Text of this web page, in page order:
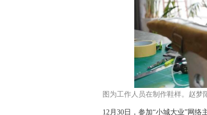
图为工作人员在制作鞋样。赵梦
12月30日，参加“小城大业”网络